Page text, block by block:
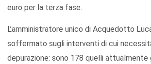
euro per la terza fase.
L’amministratore unico di Acquedotto
soffermato sugli interventi di cui
depurazione: sono 178 quelli